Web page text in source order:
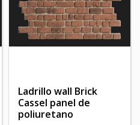
Ladrillo wall Brick
Cassel panel de
poliuretano